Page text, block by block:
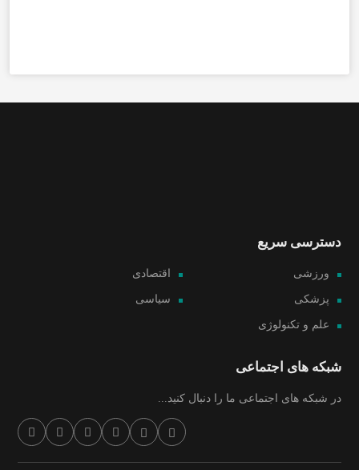
دسترسی سریع
ورزشی اقتصادی
پزشکی سیاسی
علم و تکنولوژی
شبکه های اجتماعی
در شبکه های اجتماعی ما را دنبال کنید...